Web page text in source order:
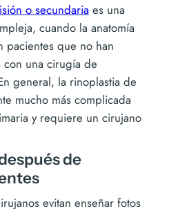
o secundaria es una
cuando la anatomía
pacientes que no han
con una cirugía de
general, la rinoplastia de
mucho más complicada
y requiere un cirujano
de
evitan enseñar fotos